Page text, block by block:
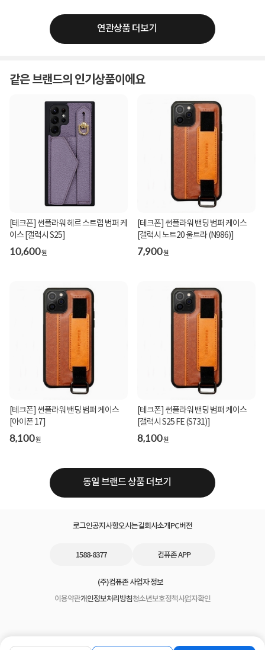
연관상품 더보기
같은 브랜드의 인기상품이에요
[테크폰] 썬플라워 헤르 스트랩 범퍼 케
이스 [갤럭시 S25]
10,600원
[테크폰] 썬플라워 밴딩 범퍼 케이스
[갤럭시 노트20 울트라 (N986)]
7,900원
[테크폰] 썬플라워 밴딩 범퍼 케이스
[아이폰 17]
8,100원
[테크폰] 썬플라워 밴딩 범퍼 케이스
[갤럭시 S25 FE (S731)]
8,100원
동일 브랜드 상품 더보기
로그인공지사항오시는길회사소개PC버전
1588-8377 컴퓨존 APP
(주)컴퓨존 사업자 정보
이용약관개인정보처리방침청소년보호정책사업자확인